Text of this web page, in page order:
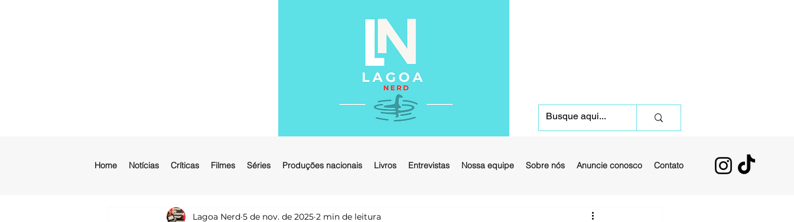
Home Notícias Críticas Filmes Séries Produções nacionais Livros Entrevistas Nossa equipe Sobre nós Anuncie conosco Contato
Lagoa Nerd 5 de nov. de 2025 2 min de leitura